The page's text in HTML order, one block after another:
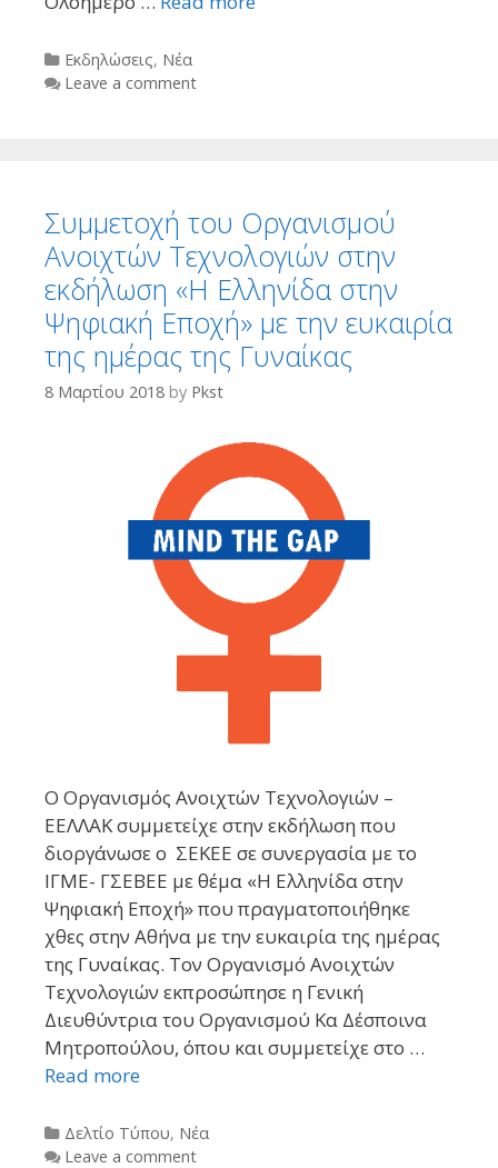
Categories
Εκδηλώσεις, Νέα
Leave a comment
Συμμετοχή του Οργανισμού
Ανοιχτών Τεχνολογιών στην
εκδήλωση «Η Ελληνίδα στην
Ψηφιακή Εποχή» με την ευκαιρία
της ημέρας της Γυναίκας
8 Μαρτίου 2018 by Pkst
Ο Οργανισμός Ανοιχτών Τεχνολογιών –
ΕΕΛΛΑΚ συμμετείχε στην εκδήλωση που
διοργάνωσε ο ΣΕΚΕΕ σε συνεργασία με το
ΙΓΜΕ- ΓΣΕΒΕΕ με θέμα «Η Ελληνίδα στην
Ψηφιακή Εποχή» που πραγματοποιήθηκε
χθες στην Αθήνα με την ευκαιρία της ημέρας
της Γυναίκας. Τον Οργανισμό Ανοιχτών
Τεχνολογιών εκπροσώπησε η Γενική
Διευθύντρια του Οργανισμού Κα Δέσποινα
Μητροπούλου, όπου και συμμετείχε στο …
Read more
Categories
Δελτίο Τύπου, Νέα
Leave a comment